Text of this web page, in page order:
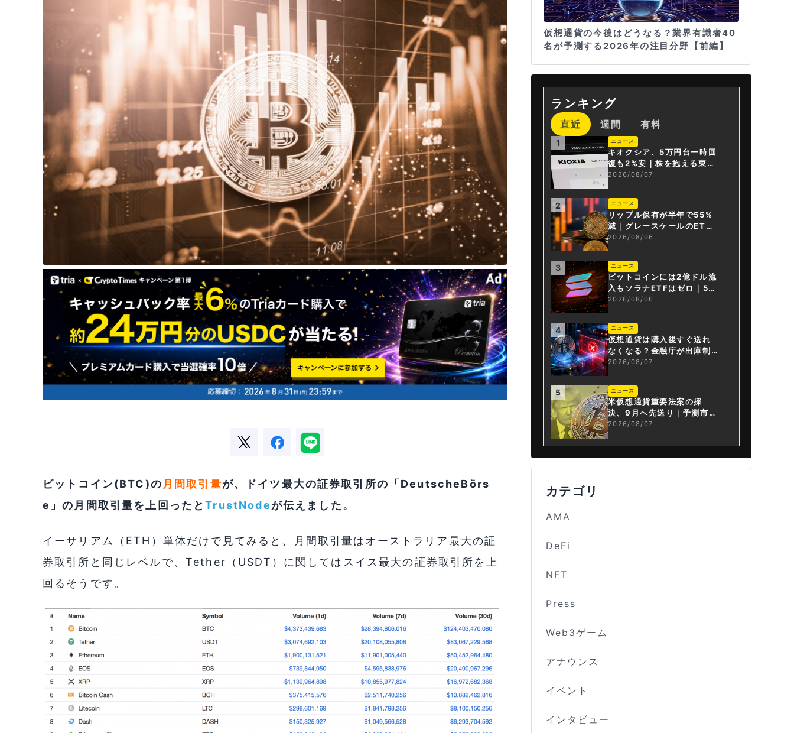
ビットコイン(BTC)の月間取引量が、ドイツ最大の証券取引所の「DeutscheBörs
e」の月間取引量を上回ったとTrustNodeが伝えました。
イーサリアム（ETH）単体だけで見てみると、月間取引量はオーストラリア最大の証
券取引所と同じレベルで、Tether（USDT）に関してはスイス最大の証券取引所を上
回るそうです。
仮想通貨の今後はどうなる？業界有識者40
名が予測する2026年の注目分野【前編】
ランキング
直近 週間 有料
1 ニュース
キオクシア、5万円台一時回
復も2%安｜株を抱える東芝
は純利益30倍
2026/08/07
2 ニュース
リップル保有が半年で55%
減｜グレースケールのET
F、純資産1.6億ドル減
2026/08/06
3 ニュース
ビットコインには2億ドル流
入もソラナETFはゼロ｜5営
業日連続で停止
2026/08/06
4 ニュース
仮想通貨は購入後すぐ送れ
なくなる？金融庁が出庫制
限を要請
2026/08/07
5 ニュース
米仮想通貨重要法案の採
決、9月へ先送り｜予測市場
の成立確率は14%に
2026/08/07
カテゴリ
AMA
DeFi
NFT
Press
Web3ゲーム
アナウンス
イベント
インタビュー